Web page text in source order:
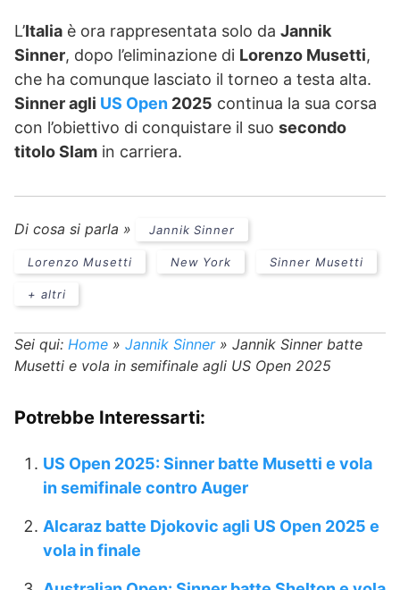
L’Italia è ora rappresentata solo da Jannik
Sinner, dopo l’eliminazione di Lorenzo Musetti,
che ha comunque lasciato il torneo a testa alta.
Sinner agli US Open 2025 continua la sua corsa
con l’obiettivo di conquistare il suo secondo
titolo Slam in carriera.
Di cosa si parla » Jannik Sinner
Lorenzo Musetti New York Sinner Musetti
+ altri
Sei qui: Home » Jannik Sinner» Jannik Sinner batte
Musetti e vola in semifinale agli US Open 2025
Potrebbe Interessarti:
US Open 2025: Sinner batte Musetti e vola
in semifinale contro Auger
Alcaraz batte Djokovic agli US Open 2025 e
vola in finale